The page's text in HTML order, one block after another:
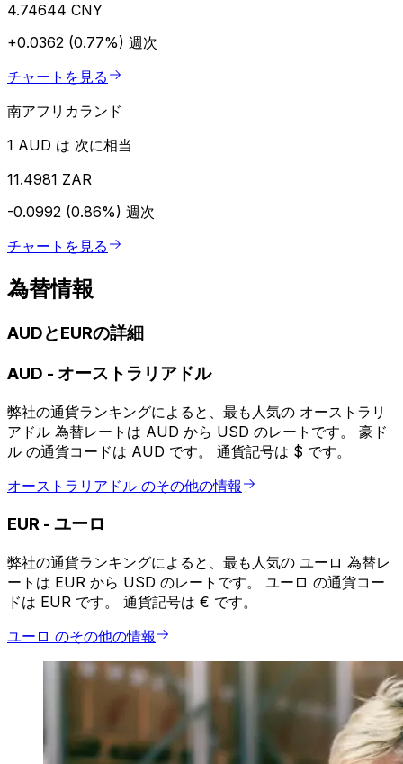
4.74644 CNY
+0.0362 (0.77%) 週次
チャートを見る
南アフリカランド
1 AUD は 次に相当
11.4981 ZAR
-0.0992 (0.86%) 週次
チャートを見る
為替情報
AUDとEURの詳細
AUD - オーストラリアドル
弊社の通貨ランキングによると、最も人気の オーストラリ
アドル 為替レートは AUD から USD のレートです。 豪ド
ル の通貨コードは AUD です。 通貨記号は $ です。
オーストラリアドル のその他の情報
EUR - ユーロ
弊社の通貨ランキングによると、最も人気の ユーロ 為替レ
ートは EUR から USD のレートです。 ユーロ の通貨コー
ドは EUR です。 通貨記号は € です。
ユーロ のその他の情報